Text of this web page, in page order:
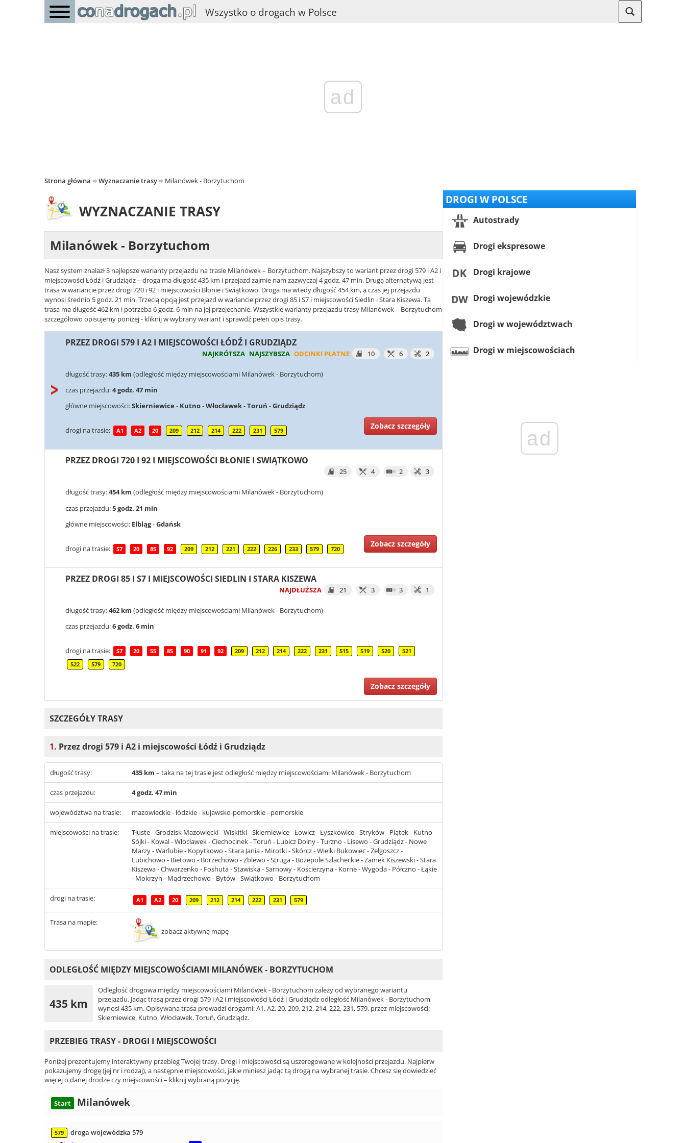
Wszystko o drogach w Polsce
ad
Strona główna Wyznaczanie trasy Milanówek - Borzytuchom
WYZNACZANIE TRASY
Milanówek - Borzytuchom
Nasz system znalazł 3 najlepsze warianty przejazdu na trasie Milanówek – Borzytuchom. Najszybszy to wariant przez drogi 579 i A2 i
miejscowości Łódź i Grudziądz – droga ma długość 435 km i przejazd zajmie nam zazwyczaj 4 godz. 47 min. Drugą alternatywą jest
trasa w wariancie przez drogi 720 i 92 i miejscowości Błonie i Swiątkowo. Droga ma wtedy długość 454 km, a czas jej przejazdu
wynosi średnio 5 godz. 21 min. Trzecią opcją jest przejazd w wariancie przez drogi 85 i S7 i miejscowości Siedlin i Stara Kiszewa. Ta
trasa ma długość 462 km i potrzeba 6 godz. 6 min na jej przejechanie. Wszystkie warianty przejazdu trasy Milanówek – Borzytuchom
szczegółowo opisujemy poniżej - kliknij w wybrany wariant i sprawdź pełen opis trasy.
PRZEZ DROGI 579 I A2 I MIEJSCOWOŚCI ŁÓDŹ I GRUDZIĄDZ
NAJKRÓTSZA NAJSZYBSZA ODCINKI PŁATNE 10 6 2
długość trasy:435 km (odległość między miejscowościami Milanówek - Borzytuchom)
czas przejazdu:4 godz. 47 min
główne miejscowości:Skierniewice - Kutno-Włocławek-Toruń -Grudziądz
drogi na trasie: A1 A2 20 209 212 214 222 231 579
Zobacz szczegóły
PRZEZ DROGI 720 I 92 I MIEJSCOWOŚCI BŁONIE I SWIĄTKOWO
25 4 2 3
długość trasy:454 km (odległość między miejscowościami Milanówek - Borzytuchom)
czas przejazdu:5 godz. 21 min
główne miejscowości: Elbląg-Gdańsk
drogi na trasie: S7 20 85 92 209 212 221 222 226 233 579 720
Zobacz szczegóły
PRZEZ DROGI 85 I S7 I MIEJSCOWOŚCI SIEDLIN I STARA KISZEWA
NAJDŁUŻSZA 21 3 3 1
długość trasy:462 km (odległość między miejscowościami Milanówek - Borzytuchom)
czas przejazdu:6 godz. 6 min
drogi na trasie: S7 20 55 85 90 91 92 209 212 214 222 231 515 519 520
521
522
579 720
Zobacz szczegóły
SZCZEGÓŁY TRASY
1. Przez drogi 579 i A2 i miejscowości Łódź i Grudziądz
długość trasy: 435 km – taka na tej trasie jest odległość między miejscowościami Milanówek - Borzytuchom
czas przejazdu: 4 godz. 47 min
województwa na trasie: mazowieckie - łódzkie - kujawsko-pomorskie - pomorskie
miejscowości na trasie:
Tłuste - Grodzisk Mazowiecki - Wiskitki - Skierniewice - Łowicz - Łyszkowice - Stryków - Piątek - Kutno -
Sójki - Kowal - Włocławek - Ciechocinek - Toruń - Lubicz Dolny - Turzno - Lisewo - Grudziądz - Nowe
Marzy - Warlubie - Kopytkowo - Stara Jania - Mirotki - Skórcz - Wielki Bukowiec - Zelgoszcz -
Lubichowo - Bietowo - Borzechowo - Zblewo - Struga - Bożepole Szlacheckie - Zamek Kiszewski - Stara
Kiszewa - Chwarzenko - Foshuta - Stawiska - Sarnowy - Kościerzyna - Korne - Wygoda - Półczno - Łąkie
- Mokrzyn - Mądrzechowo - Bytów - Swiątkowo - Borzytuchom
drogi na trasie: A1 A2 20 209 212 214 222 231 579
Trasa na mapie:
zobacz aktywną mapę
ODLEGŁOŚĆ MIĘDZY MIEJSCOWOŚCIAMI MILANÓWEK - BORZYTUCHOM
435 km
Odległość drogowa między miejscowościami Milanówek - Borzytuchom zależy od wybranego wariantu
przejazdu. Jadąc trasą przez drogi 579 i A2 i miejscowości Łódź i Grudziądz odległość Milanówek - Borzytuchom
wynosi 435 km. Opisywana trasa prowadzi drogami: A1, A2, 20, 209, 212, 214, 222, 231, 579, przez miejscowości:
Skierniewice, Kutno, Włocławek, Toruń, Grudziądz.
PRZEBIEG TRASY - DROGI I MIEJSCOWOŚCI
Poniżej prezentujemy interaktywny przebieg Twojej trasy. Drogi i miejscowości są uszeregowane w kolejności przejazdu. Najpierw
pokazujemy drogę (jej nr i rodzaj), a następnie miejscowości, jakie miniesz jadąc tą drogą na wybranej trasie. Chcesz się dowiedzieć
więcej o danej drodze czy miejscowości – kliknij wybraną pozycję.
Start Milanówek
579
droga wojewódzka 579
DROGI W POLSCE
Autostrady
Drogi ekspresowe
Drogi krajowe
Drogi wojewódzkie
Drogi w województwach
Drogi w miejscowościach
ad